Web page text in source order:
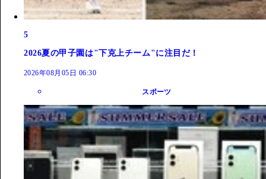
5
2026夏の甲子園は"下克上チーム"に注目だ！
2026年08月05日 06:30
スポーツ